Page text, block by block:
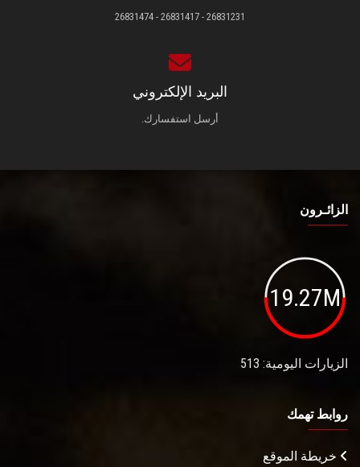
26831231 - 26831417 - 26831474
البريد الإلكتروني
أرسل استفسارك.
الزائـرون
19.27M
الزيارات اليومية: 513
روابط تهمك
خريطة الموقع